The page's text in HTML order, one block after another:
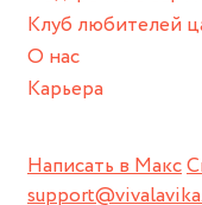
Написать в Макс
Клуб любителей
О нас
Карьера